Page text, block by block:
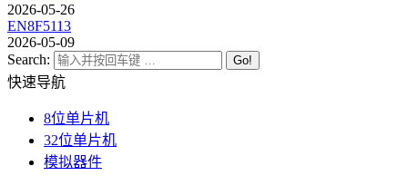
2026-05-26
EN8F5113
2026-05-09
Search:
快速导航
8位单片机
32位单片机
模拟器件